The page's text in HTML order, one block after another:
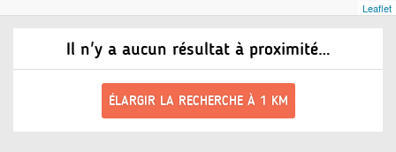
Il n'y a aucun résultat à proximité…
ÉLARGIR LA RECHERCHE À 1 KM
Leaflet